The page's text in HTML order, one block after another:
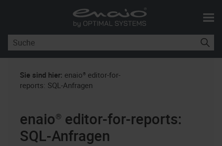
Skip To Main Content
Sie sind hier: enaio® editor-for-
reports: SQL-Anfragen
enaio® editor-for-reports:
SQL-Anfragen